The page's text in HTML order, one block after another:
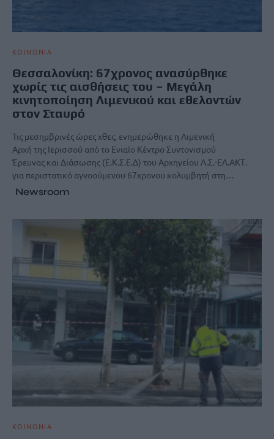
ΚΟΙΝΩΝΙΑ
Θεσσαλονίκη: 67χρονος ανασύρθηκε
χωρίς τις αισθήσεις του – Μεγάλη
κινητοποίηση Λιμενικού και εθελοντών
στον Σταυρό
Τις μεσημβρινές ώρες χθες, ενημερώθηκε η Λιμενική
Αρχή της Ιερισσού από το Ενιαίο Κέντρο Συντονισμού
Έρευνας και Διάσωσης (Ε.Κ.Σ.Ε.Δ) του Αρχηγείου Λ.Σ.-ΕΛ.ΑΚΤ.
για περιστατικό αγνοούμενου 67χρονου κολυμβητή στη…
Newsroom
ΚΟΙΝΩΝΙΑ